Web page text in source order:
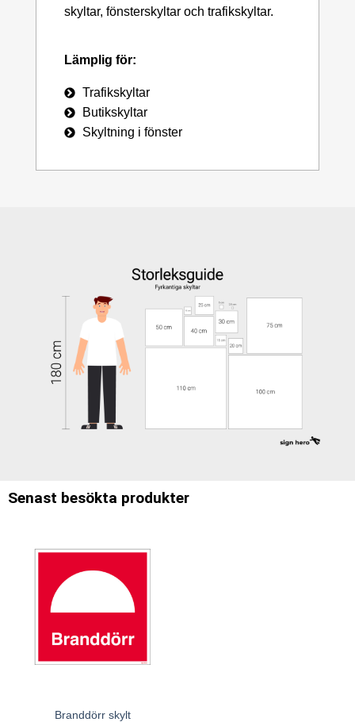
skyltar, fönsterskyltar och trafikskyltar.
Lämplig för:
Trafikskyltar
Butikskyltar
Skyltning i fönster
Senast besökta produkter
Branddörr skylt